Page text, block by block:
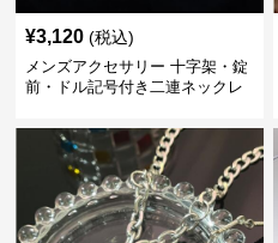
¥3,120 (税込)
メンズアクセサリー 十字架・錠
前・ドル記号付き二連ネックレ